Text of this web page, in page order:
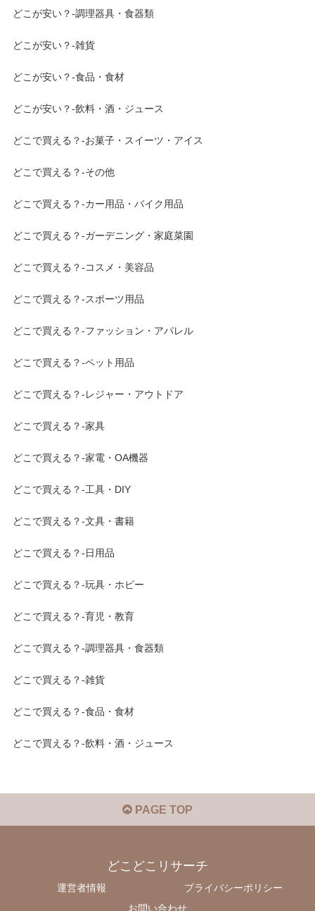
どこが安い？-調理器具・食器類
どこが安い？-雑貨
どこが安い？-食品・食材
どこが安い？-飲料・酒・ジュース
どこで買える？-お菓子・スイーツ・アイス
どこで買える？-その他
どこで買える？-カー用品・バイク用品
どこで買える？-ガーデニング・家庭菜園
どこで買える？-コスメ・美容品
どこで買える？-スポーツ用品
どこで買える？-ファッション・アパレル
どこで買える？-ペット用品
どこで買える？-レジャー・アウトドア
どこで買える？-家具
どこで買える？-家電・OA機器
どこで買える？-工具・DIY
どこで買える？-文具・書籍
どこで買える？-日用品
どこで買える？-玩具・ホビー
どこで買える？-育児・教育
どこで買える？-調理器具・食器類
どこで買える？-雑貨
どこで買える？-食品・食材
どこで買える？-飲料・酒・ジュース
PAGE TOP
どこどこリサーチ
運営者情報
プライバシーポリシー
お問い合わせ